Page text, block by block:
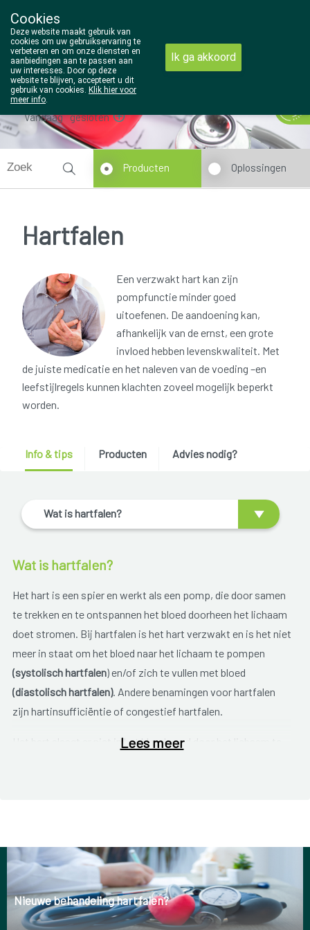
014/810298
Vandaag gesloten
Producten Oplossingen
Hartfalen
Een verzwakt hart kan zijn
pompfunctie minder goed
uitoefenen. De aandoening kan,
afhankelijk van de ernst, een grote
invloed hebben levenskwaliteit. Met
de juiste medicatie en het naleven van de voeding –en
leefstijlregels kunnen klachten zoveel mogelijk beperkt
worden.
Info & tips Producten Advies nodig?
Wat is hartfalen?
Wat is hartfalen?
Het hart is een spier en werkt als een pomp, die door samen
te trekken en te ontspannen het bloed doorheen het lichaam
doet stromen. Bij hartfalen is het hart verzwakt en is het niet
meer in staat om het bloed naar het lichaam te pompen
(systolisch hartfalen) en/of zich te vullen met bloed
(diastolisch hartfalen). Andere benamingen voor hartfalen
zijn hartinsufficiëntie of congestief hartfalen.
Het hart slaagt er niet in het bloed goed door het lichaam te
de linkerzijde of aan de rechterzijde. Soms blijft het hartfalen
beperkt tot de rechterzijde. Dit geeft vochtophoping in de
weefsels, vooral ter hoogte van je enkels en voeten, die
daardoor dikker worden. Bij hartfalen aan de linkerzijde hoop
Lees meer
Nieuwe behandeling hartfalen?
Cookies
Deze website maakt gebruik van
cookies om uw gebruikservaring te
verbeteren en om onze diensten en
aanbiedingen aan te passen aan
uw interesses. Door op deze
website te blijven, accepteert u dit
gebruik van cookies. Klik hier voor
meer info.
Ik ga akkoord